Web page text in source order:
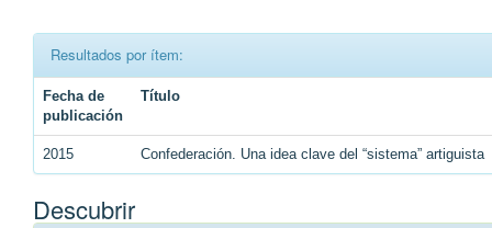
Resultados por ítem:
Fecha de
publicación
Título
2015 Confederación. Una idea clave del “sistema” artiguista
Descubrir